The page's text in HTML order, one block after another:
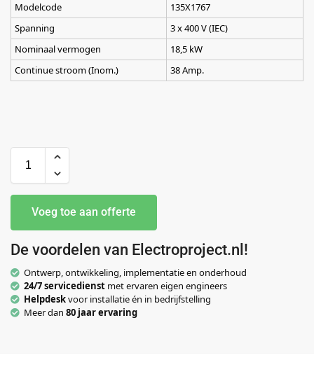
Modelcode
135X1767
Spanning
3 x 400 V (IEC)
Nominaal vermogen
18,5 kW
Continue stroom (Inom.)
38 Amp.
Voeg toe aan offerte
De voordelen van Electroproject.nl!
Ontwerp, ontwikkeling, implementatie en onderhoud
24/7 servicedienst met ervaren eigen engineers
Helpdeskvoor installatie én in bedrijfstelling
Meer dan 80 jaar ervaring